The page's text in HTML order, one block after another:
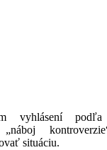
vyhlásení podľa
situáciu.